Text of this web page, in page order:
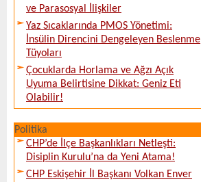
ve Parasosyal İlişkiler
Yaz Sıcaklarında PMOS Yönetimi:
İnsülin Direncini Dengeleyen Beslenme
Tüyoları
Çocuklarda Horlama ve Ağzı Açık
Uyuma Belirtisine Dikkat: Geniz Eti
Olabilir!
Politika
CHP’de İlçe Başkanlıkları Netleşti:
Disiplin Kurulu’na da Yeni Atama!
CHP Eskişehir İl Başkanı Volkan Enver